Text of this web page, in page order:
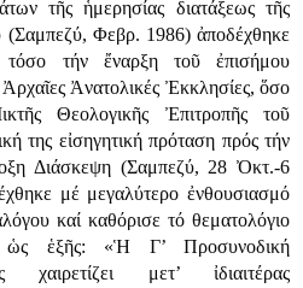
τῆς ἡμερησίας διατάξεως τῆς
(Σαμπεζύ, Φεβρ. 1986) ἀποδέχθηκε
τόσο τήν ἔναρξη τοῦ ἐπισήμου
Ἀνατολικές Ἐκκλησίες, ὅσο
Θεολογικῆς Ἐπιτροπῆς τοῦ
της εἰσηγητική πρόταση πρός τήν
Διάσκεψη (Σαμπεζύ, 28 Ὀκτ.-6
μέ μεγαλύτερο ἐνθουσιασμό
καί καθόρισε τό θεματολόγιο
ὡς ἑξῆς: «Ἡ Γ’ Προσυνοδική
χαιρετίζει μετ’ ἰδιαιτέρας